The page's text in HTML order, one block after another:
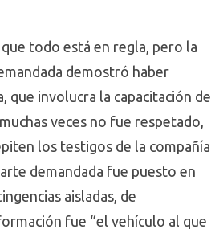
todo está en regla, pero la
demostró haber
involucra la capacitación de
veces no fue respetado,
los testigos de la compañía
demandada fue puesto en
aisladas, de
fue “el vehículo al que